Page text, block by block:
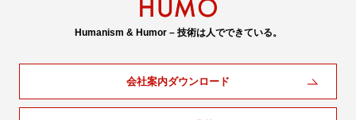
Humanism & Humor – 技術は人でできている。
会社案内ダウンロード